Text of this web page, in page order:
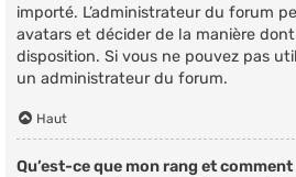
importé. L’administrateur du forum
avatars et décider de la manière
disposition. Si vous ne pouvez pas
un administrateur du forum.
Haut
Qu’est-ce que mon rang et